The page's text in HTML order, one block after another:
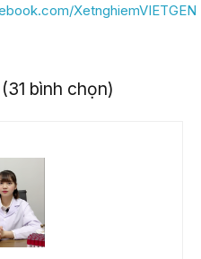
XetnghiemVIETGEN
bình chọn)